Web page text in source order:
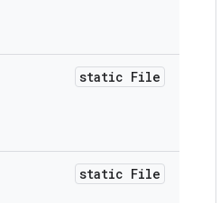
static File
static File